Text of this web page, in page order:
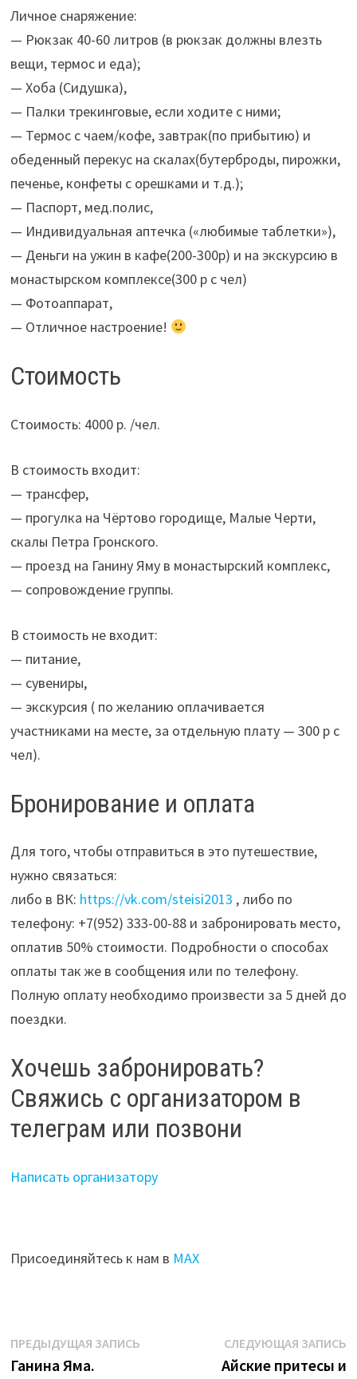
Личное снаряжение:
— Рюкзак 40-60 литров (в рюкзак должны влезть
вещи, термос и еда);
— Хоба (Сидушка),
— Палки трекинговые, если ходите с ними;
— Термос с чаем/кофе, завтрак(по прибытию) и
обеденный перекус на скалах(бутерброды, пирожки,
печенье, конфеты с орешками и т.д.);
— Паспорт, мед.полис,
— Индивидуальная аптечка («любимые таблетки»),
— Деньги на ужин в кафе(200-300р) и на экскурсию в
монастырском комплексе(300 р с чел)
— Фотоаппарат,
— Отличное настроение!
Стоимость
Стоимость: 4000 р. /чел.
В стоимость входит:
— трансфер,
— прогулка на Чёртово городище, Малые Черти,
скалы Петра Гронского.
— проезд на Ганину Яму в монастырский комплекс,
— сопровождение группы.
В стоимость не входит:
— питание,
— сувениры,
— экскурсия ( по желанию оплачивается
участниками на месте, за отдельную плату — 300 р с
чел).
Бронирование и оплата
Для того, чтобы отправиться в это путешествие,
нужно связаться:
либо в ВК: https://vk.com/steisi2013 , либо по
телефону: +7(952) 333-00-88 и забронировать место,
оплатив 50% стоимости. Подробности о способах
оплаты так же в сообщения или по телефону.
Полную оплату необходимо произвести за 5 дней до
поездки.
Хочешь забронировать?
Свяжись с организатором в
телеграм или позвони
Написать организатору
Присоединяйтесь к нам в МАХ
Навигация
ПРЕДЫДУЩАЯ ЗАПИСЬПредыдущая
Ганина Яма.
СЛЕДУЮЩАЯ ЗАПИСЬ
Айские притесы и